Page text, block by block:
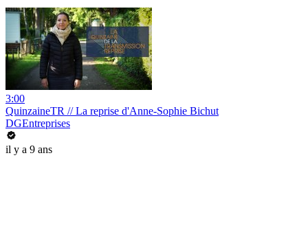
3:00
QuinzaineTR // La reprise d'Anne-Sophie Bichut
DGEntreprises
il y a 9 ans